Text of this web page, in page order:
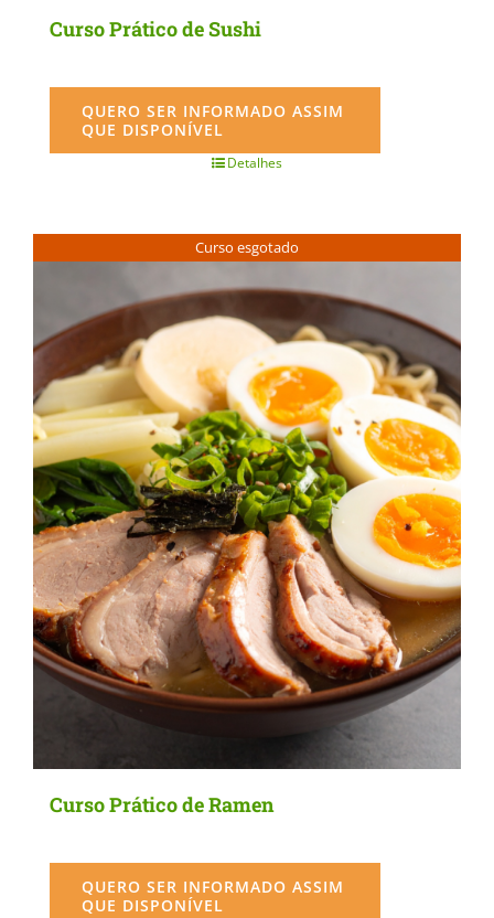
Curso Prático de Sushi
QUERO SER INFORMADO ASSIM
QUE DISPONÍVEL
Detalhes
Curso esgotado
Curso Prático de Ramen
QUERO SER INFORMADO ASSIM
QUE DISPONÍVEL